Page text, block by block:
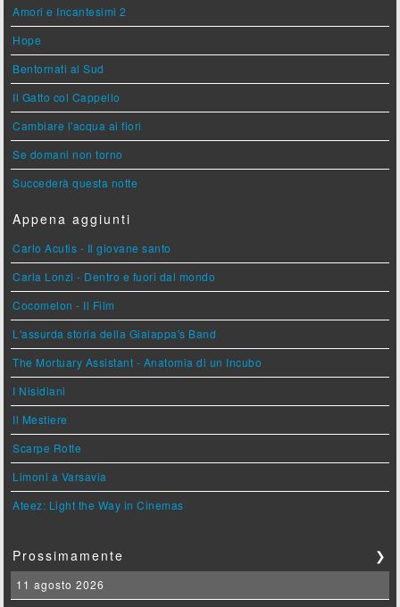
Amori e Incantesimi 2
Hope
Bentornati al Sud
Il Gatto col Cappello
Cambiare l'acqua ai fiori
Se domani non torno
Succederà questa notte
Appena aggiunti
Carlo Acutis - Il giovane santo
Carla Lonzi - Dentro e fuori dal mondo
Cocomelon - Il Film
L'assurda storia della Gialappa's Band
The Mortuary Assistant - Anatomia di un Incubo
I Nisidiani
Il Mestiere
Scarpe Rotte
Limoni a Varsavia
Ateez: Light the Way in Cinemas
Prossimamente ❯
11 agosto 2026